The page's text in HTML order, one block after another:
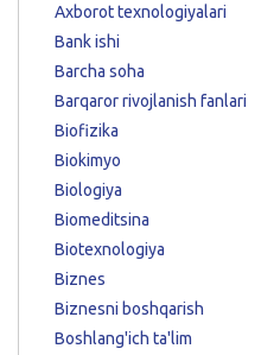
Axborot texnologiyalari
Bank ishi
Barcha soha
Barqaror rivojlanish fanlari
Biofizika
Biokimyo
Biologiya
Biomeditsina
Biotexnologiya
Biznes
Biznesni boshqarish
Boshlang'ich ta'lim